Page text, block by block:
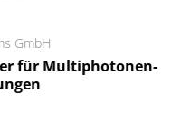
GmbH
für Multiphotonen-